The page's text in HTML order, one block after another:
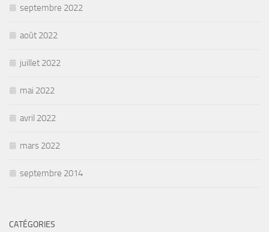
septembre 2022
août 2022
juillet 2022
mai 2022
avril 2022
mars 2022
septembre 2014
CATÉGORIES